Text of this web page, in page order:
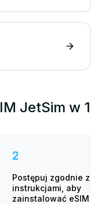
JetSim w 1
2
Postępuj zgodnie z
instrukcjami, aby
zainstalować eSIM